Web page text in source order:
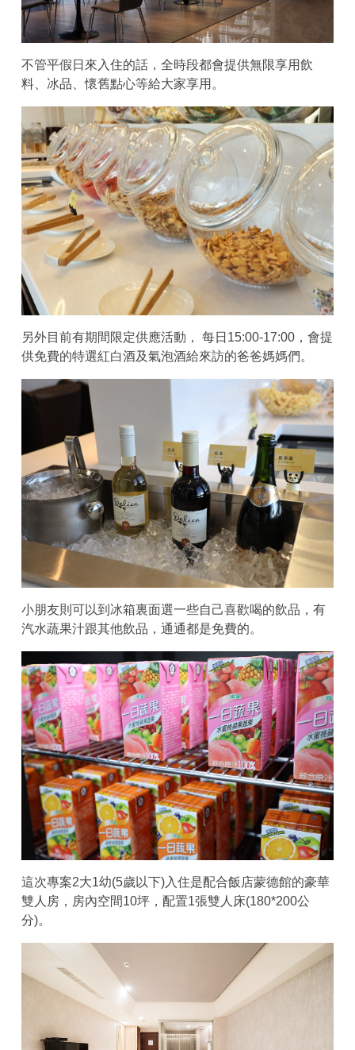
不管平假日來入住的話，全時段都會提供無限享用飲
料、冰品、懷舊點心等給大家享用。
另外目前有期間限定供應活動， 每日15:00-17:00，會提
供免費的特選紅白酒及氣泡酒給來訪的爸爸媽媽們。
小朋友則可以到冰箱裏面選一些自己喜歡喝的飲品，有
汽水蔬果汁跟其他飲品，通通都是免費的。
這次專案2大1幼(5歲以下)入住是配合飯店蒙德館的豪華
雙人房，房內空間10坪，配置1張雙人床(180*200公
分)。